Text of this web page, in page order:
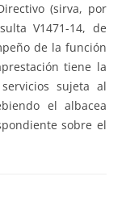
(sirva, por
V1471-14, de
de la función
tiene la
sujeta al
el albacea
sobre el